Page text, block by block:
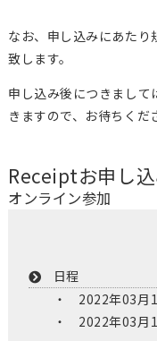
なお、申し込みにあた
致します。
申し込み後につきまし
きますので、お待ちくだ
Receiptお申し
オンライン参加
日程
2022年03月
2022年03月